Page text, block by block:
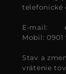
telefonické
E-mail:
Mobil: 0901
Stav a
vrátenie